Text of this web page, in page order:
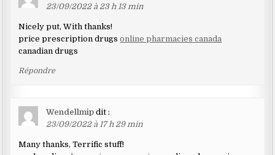
23/09/2022 à 23 h 13 min
Nicely put, With thanks!
price prescription drugsonline pharmacies canada
canadian drugs
Répondre
Wendellmip dit :
23/09/2022 à 17 h 29 min
Many thanks, Terrific stuff!